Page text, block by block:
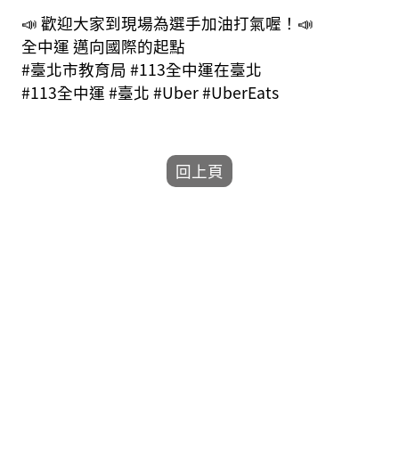
📣 歡迎大家到現場為選手加油打氣喔！📣
全中運 邁向國際的起點
#臺北市教育局 #113全中運在臺北
#113全中運 #臺北 #Uber #UberEats